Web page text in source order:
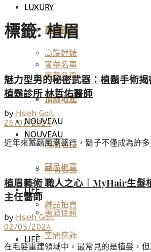
高端鐘錶
奢華名車
頂級地產
NOUVEAU
時尚名品
藏品拍賣
LIFE
LUXURY
頂級珠寶
高端鐘錶
奢華名車
頂級地產
NOUVEAU
時尚名品
藏品拍賣
LIFE
美酒佳餚
空間傢飾
標籤:植眉
魅力型男的秘密武器：植鬍手術
植鬍診所 林哲佑醫師
by Hsieh Gail
26/07/2024
近年來蓄鬍風潮盛行，鬍子不僅成為許多
植眉藝術 職人之心｜MyHair生髮
主任醫師
by Hsieh Gail
02/05/2024
在毛髮重建領域中，最常見的是植髮，但